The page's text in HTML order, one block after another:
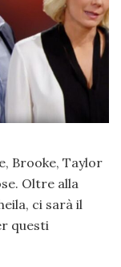
Brooke, Taylor
Oltre alla
ci sarà il
questi